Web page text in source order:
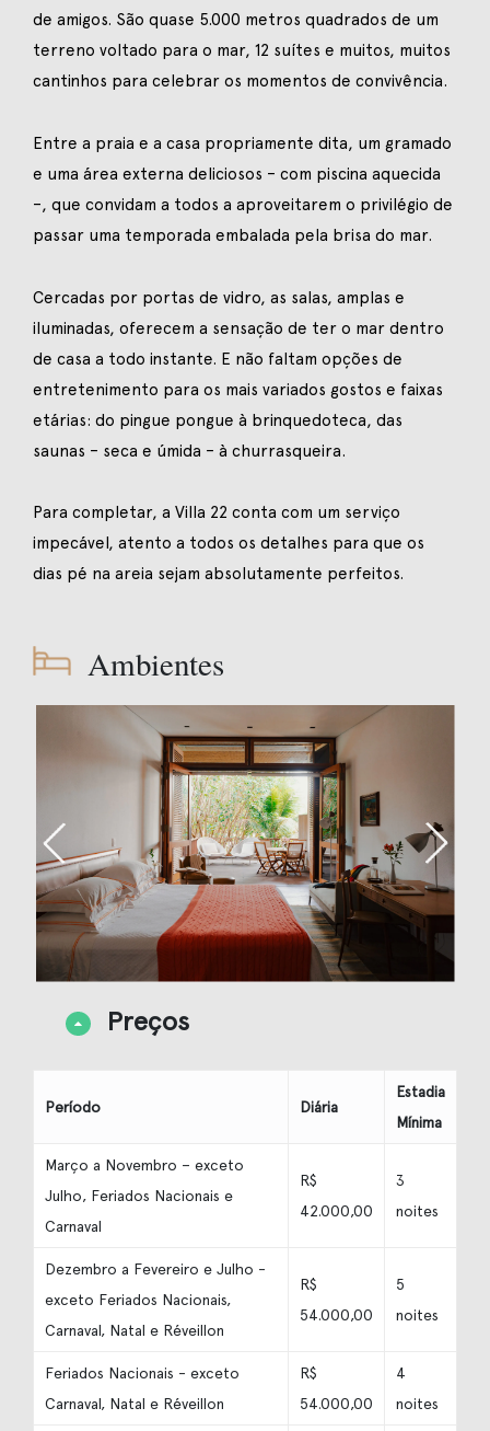
de amigos. São quase 5.000 metros quadrados de um
terreno voltado para o mar, 12 suítes e muitos, muitos
cantinhos para celebrar os momentos de convivência.
Entre a praia e a casa propriamente dita, um gramado
e uma área externa deliciosos – com piscina aquecida
–, que convidam a todos a aproveitarem o privilégio de
passar uma temporada embalada pela brisa do mar.
Cercadas por portas de vidro, as salas, amplas e
iluminadas, oferecem a sensação de ter o mar dentro
de casa a todo instante. E não faltam opções de
entretenimento para os mais variados gostos e faixas
etárias: do pingue pongue à brinquedoteca, das
saunas – seca e úmida – à churrasqueira.
Para completar, a Villa 22 conta com um serviço
impecável, atento a todos os detalhes para que os
dias pé na areia sejam absolutamente perfeitos.
Ambientes
Preços
Período Diária
Estadia
Mínima
Março a Novembro – exceto
Julho, Feriados Nacionais e
Carnaval
R$
42.000,00
3
noites
Dezembro a Fevereiro e Julho -
exceto Feriados Nacionais,
Carnaval, Natal e Réveillon
R$
54.000,00
5
noites
Feriados Nacionais - exceto
Carnaval, Natal e Réveillon
R$
54.000,00
4
noites